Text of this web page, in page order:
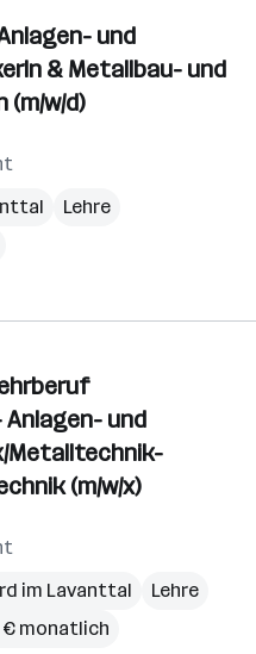
und
& Metallbau- und
(m/w/d)
Lehre
und
Metalltechnik-
(m/w/x)
im Lavanttal
Lehre
€ monatlich